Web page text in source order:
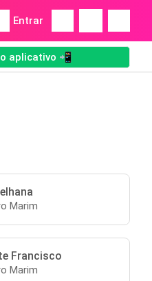
Entrar
aplicativo 📲
Marim
Francisco
Marim